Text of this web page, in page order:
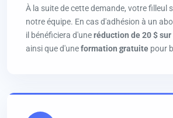
À la suite de cette demande, votre filleul
notre équipe. En cas d'adhésion à un
il bénéficiera d'uneréduction de 20 $
ainsi que d'uneformation gratuite pour